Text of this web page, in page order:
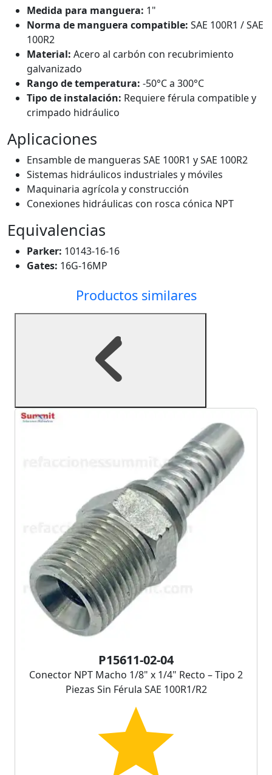
Medida para manguera: 1"
Norma de manguera compatible: SAE 100R1 / SAE
100R2
Material: Acero al carbón con recubrimiento
galvanizado
Rango de temperatura: -50°C a 300°C
Tipo de instalación: Requiere férula compatible y
crimpado hidráulico
Aplicaciones
Ensamble de mangueras SAE 100R1 y SAE 100R2
Sistemas hidráulicos industriales y móviles
Maquinaria agrícola y construcción
Conexiones hidráulicas con rosca cónica NPT
Equivalencias
Parker: 10143-16-16
Gates: 16G-16MP
Productos similares
P15611-02-04
Conector NPT Macho 1/8" x 1/4" Recto – Tipo 2
Piezas Sin Férula SAE 100R1/R2